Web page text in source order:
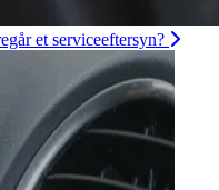
et serviceeftersyn?